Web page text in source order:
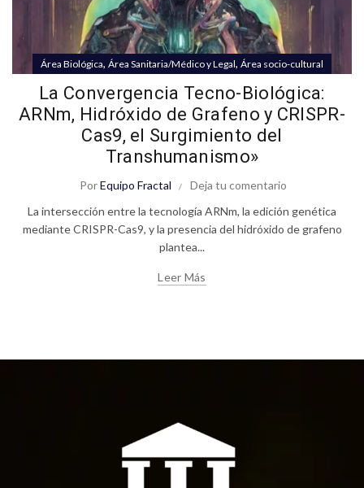
Área Biológica, Área Sanitaria/Médico y Legal, Área socio-cultural
La Convergencia Tecno-Biológica:
ARNm, Hidróxido de Grafeno y CRISPR-
Cas9, el Surgimiento del
Transhumanismo»
PorEquipo Fractal
Deja tu comentario
La intersección entre la tecnología ARNm, la edición genética
mediante CRISPR-Cas9, y la presencia del hidróxido de grafeno
plantea...
Leer Más